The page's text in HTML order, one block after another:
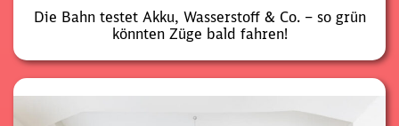
Die Bahn testet Akku, Wasserstoff & Co. – so grün
könnten Züge bald fahren!